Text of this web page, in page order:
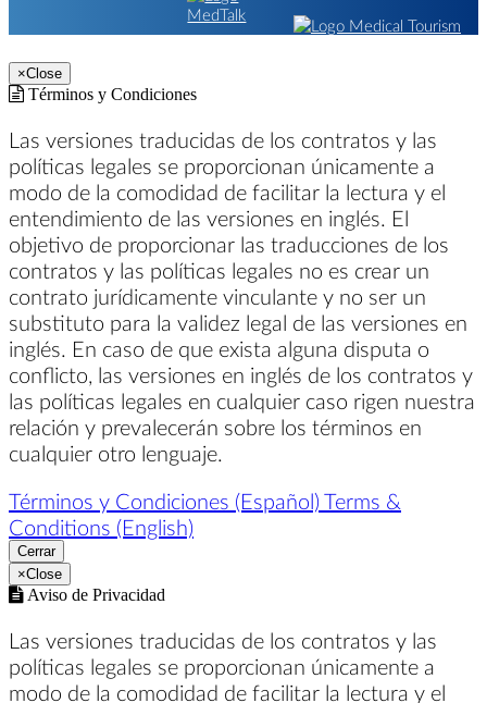
×Close
Términos y Condiciones
Las versiones traducidas de los contratos y las
políticas legales se proporcionan únicamente a
modo de la comodidad de facilitar la lectura y el
entendimiento de las versiones en inglés. El
objetivo de proporcionar las traducciones de los
contratos y las políticas legales no es crear un
contrato jurídicamente vinculante y no ser un
substituto para la validez legal de las versiones en
inglés. En caso de que exista alguna disputa o
conflicto, las versiones en inglés de los contratos y
las políticas legales en cualquier caso rigen nuestra
relación y prevalecerán sobre los términos en
cualquier otro lenguaje.
Términos y Condiciones (Español) Terms &
Conditions (English)
Cerrar
×Close
Aviso de Privacidad
Las versiones traducidas de los contratos y las
políticas legales se proporcionan únicamente a
modo de la comodidad de facilitar la lectura y el